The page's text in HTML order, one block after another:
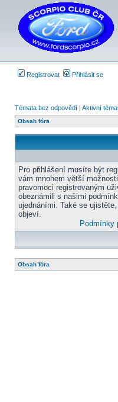
Registrovat Přihlásit se
Témata bez odpovědí | Aktivní
Obsah fóra
Pro přihlášení musíte být
vám mnohem větší
pravomoci registrovaným
obeznámili s našimi
ujednáními. Také se
objeví.
Podmínky
Obsah fóra